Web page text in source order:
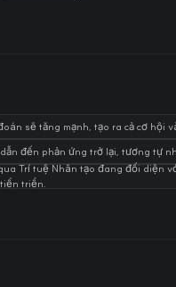
sẽ tăng mạnh, tạo ra cả cơ hội
đến phản ứng trở lại, tương tự
Trí tuệ Nhân tạo đang đối diện
triển.